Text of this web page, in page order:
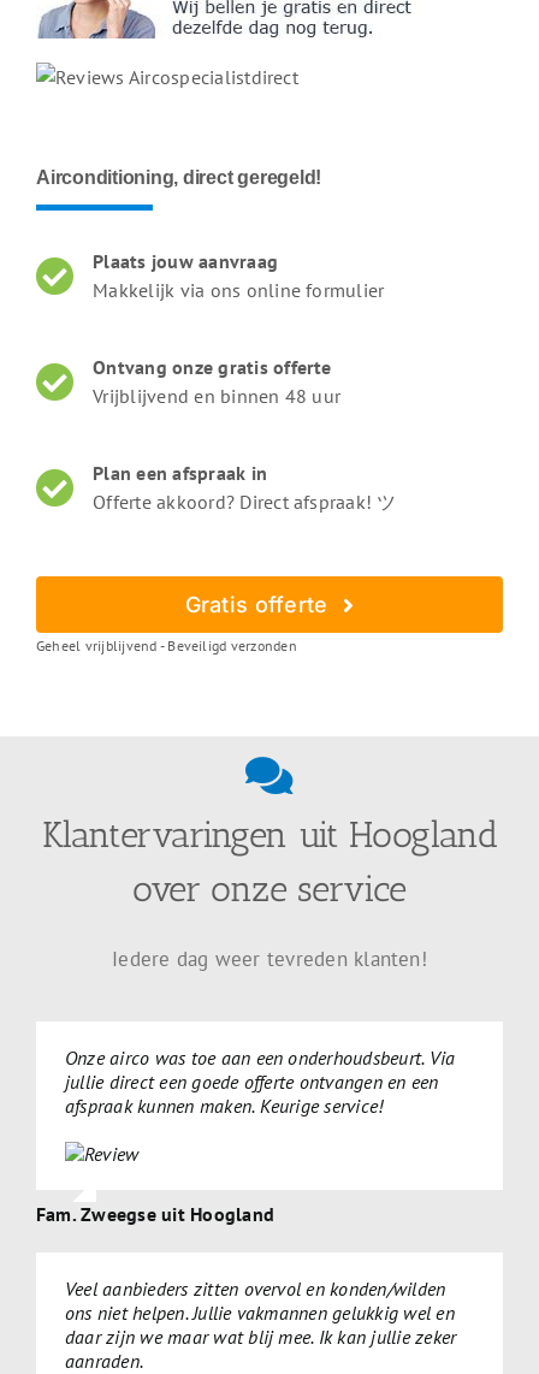
Airconditioning, direct geregeld!
Plaats jouw aanvraag
Makkelijk via ons online formulier
Ontvang onze gratis offerte
Vrijblijvend en binnen 48 uur
Plan een afspraak in
Offerte akkoord? Direct afspraak! ツ
Gratis offerte
Geheel vrijblijvend - Beveiligd verzonden
Klantervaringen uit Hoogland
over onze service
Iedere dag weer tevreden klanten!
Onze airco was toe aan een onderhoudsbeurt. Via
jullie direct een goede offerte ontvangen en een
afspraak kunnen maken. Keurige service!
Fam. Zweegse uit Hoogland
Veel aanbieders zitten overvol en konden/wilden
ons niet helpen. Jullie vakmannen gelukkig wel en
daar zijn we maar wat blij mee. Ik kan jullie zeker
aanraden.